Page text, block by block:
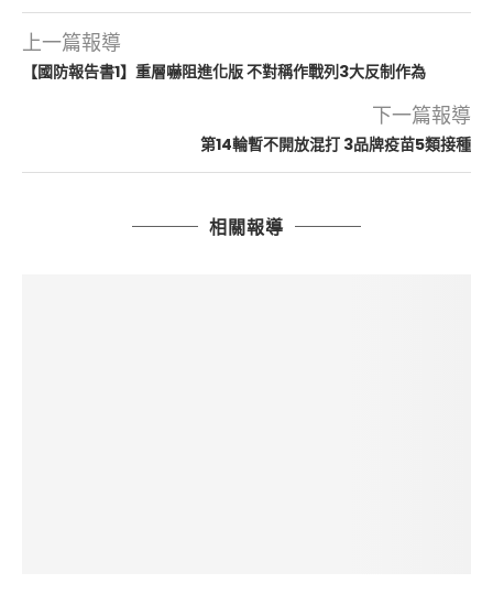
上一篇報導
【國防報告書1】重層嚇阻進化版 不對稱作戰列3大反制作為
下一篇報導
第14輪暫不開放混打 3品牌疫苗5類接種
相關報導